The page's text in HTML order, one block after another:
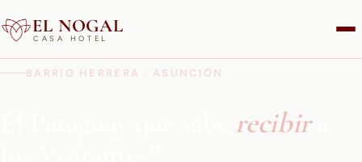
EL NOGAL
CASA HOTEL
BARRIO HERRERA · ASUNCIÓN
recibira